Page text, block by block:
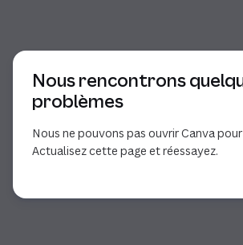
Nous rencontrons
problèmes
Nous ne pouvons pas ouvrir Canva
Actualisez cette page et réessayez.